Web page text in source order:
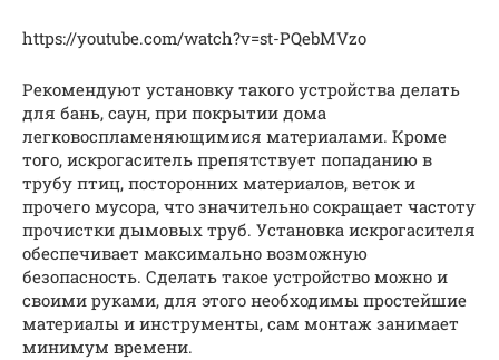
https://youtube.com/watch?v=st-PQebMVzo
Рекомендуют установку такого устройства делать
для бань, саун, при покрытии дома
легковоспламеняющимися материалами. Кроме
того, искрогаситель препятствует попаданию в
трубу птиц, посторонних материалов, веток и
прочего мусора, что значительно сокращает частоту
прочистки дымовых труб. Установка искрогасителя
обеспечивает максимально возможную
безопасность. Сделать такое устройство можно и
своими руками, для этого необходимы простейшие
материалы и инструменты, сам монтаж занимает
минимум времени.